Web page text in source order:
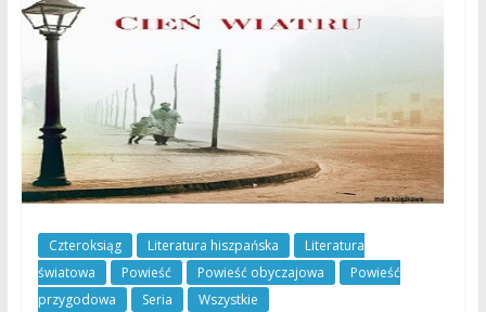
O
KSIĄŻKACH
Czteroksiąg Literatura hiszpańska
Literatura
światowa
Powieść Powieść obyczajowa
Powieść
przygodowa
Seria Wszystkie